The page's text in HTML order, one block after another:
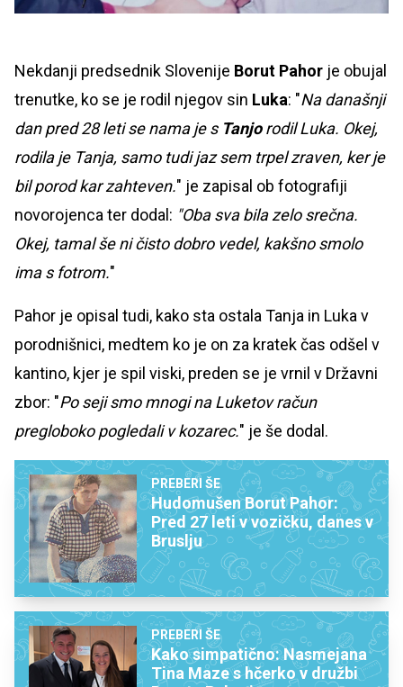
Nekdanji predsednik Slovenije Borut Pahor je obujal
trenutke, ko se je rodil njegov sin Luka: "Na današnji
dan pred 28 leti se nama je s Tanjorodil Luka. Okej,
rodila je Tanja, samo tudi jaz sem trpel zraven, ker je
bil porod kar zahteven." je zapisal ob fotografiji
novorojenca ter dodal: "Oba sva bila zelo srečna.
Okej, tamal še ni čisto dobro vedel, kakšno smolo
ima s fotrom."
Pahor je opisal tudi, kako sta ostala Tanja in Luka v
porodnišnici, medtem ko je on za kratek čas odšel v
kantino, kjer je spil viski, preden se je vrnil v Državni
zbor: "Po seji smo mnogi na Luketov račun
pregloboko pogledali v kozarec." je še dodal.
PREBERI ŠE
Hudomušen Borut Pahor:
Pred 27 leti v vozičku, danes v
Bruslju
PREBERI ŠE
Kako simpatično: Nasmejana
Tina Maze s hčerko v družbi